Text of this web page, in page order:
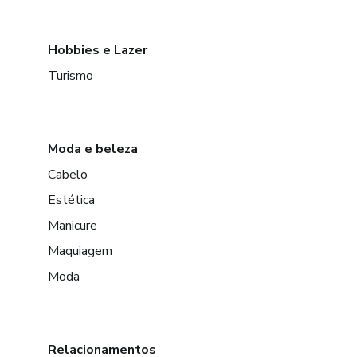
Hobbies e Lazer
Turismo
Moda e beleza
Cabelo
Estética
Manicure
Maquiagem
Moda
Relacionamentos